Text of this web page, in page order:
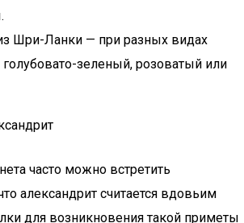
Шри-Ланки — при разных видах
зеленый, розоватый или
часто можно встретить
александрит считается вдовьим
для возникновения такой приметы